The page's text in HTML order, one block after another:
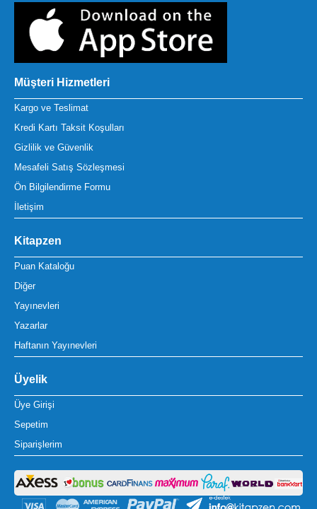
Müşteri Hizmetleri
Kargo ve Teslimat
Kredi Kartı Taksit Koşulları
Gizlilik ve Güvenlik
Mesafeli Satış Sözleşmesi
Ön Bilgilendirme Formu
İletişim
Kitapzen
Puan Kataloğu
Diğer
Yayınevleri
Yazarlar
Haftanın Yayınevleri
Üyelik
Üye Girişi
Sepetim
Siparişlerim